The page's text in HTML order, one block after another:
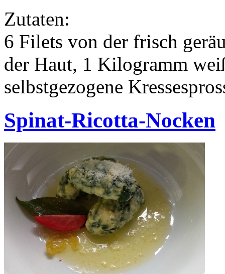
Zutaten:
6 Filets von der frisch
der Haut, 1 Kilogramm
selbstgezogene
Spinat-Ricotta-Nocken